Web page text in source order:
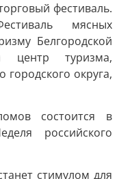
фестиваль.
мясных
Белгородской
центр туризма,
городского округа,
состоится в
российского
стимулом для